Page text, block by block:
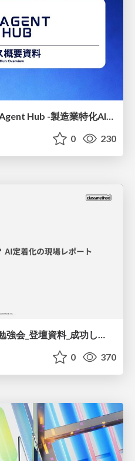
Fabricをフル活用する AI Agent Hub -製造業特化AIエージェントの設計
0 230
AIxIoTビジネス共創ラボ勉強会_登壇資料_成功してる企業は何が違う_AI定着化の現場レポート_20251203.pdf
0 370